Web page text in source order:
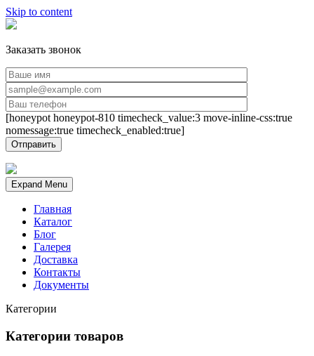
Skip to content
Заказать звонок
[honeypot honeypot-810 timecheck_value:3 move-inline-css:true
nomessage:true timecheck_enabled:true]
Expand Menu
Главная
Каталог
Блог
Галерея
Доставка
Контакты
Документы
Категории
Категории товаров